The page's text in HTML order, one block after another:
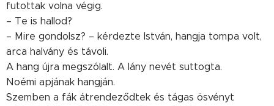
futottak volna végig.
– Te is hallod?
– Mire gondolsz? – kérdezte István, hangja tompa volt,
arca halvány és távoli.
A hang újra megszólalt. A lány nevét suttogta.
Noémi apjának hangján.
Szemben a fák átrendeződtek és tágas ösvényt